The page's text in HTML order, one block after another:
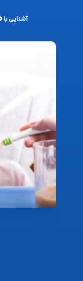
آشنایی با